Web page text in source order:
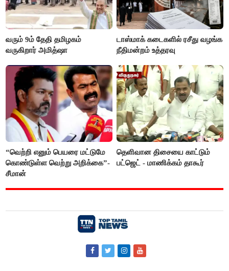
வரும் 9ம் தேதி தமிழகம்
வருகிறார் அமித்ஷா
டாஸ்மாக் கடைகளில் ரசீது வழங்க
நீதிமன்றம் உத்தரவு
“வெற்றி எனும் பெயரை மட்டுமே
கொண்டுள்ள வெற்று அறிக்கை”-
சீமான்
தெளிவான திசையை காட்டும்
பட்ஜெட் - மாணிக்கம் தாகூர்